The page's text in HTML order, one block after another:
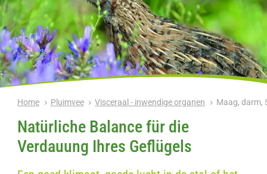
Home Pluimvee Visceraal - inwendige organen Maag, darm,
Natürliche Balance für die
Verdauung Ihres Geflügels